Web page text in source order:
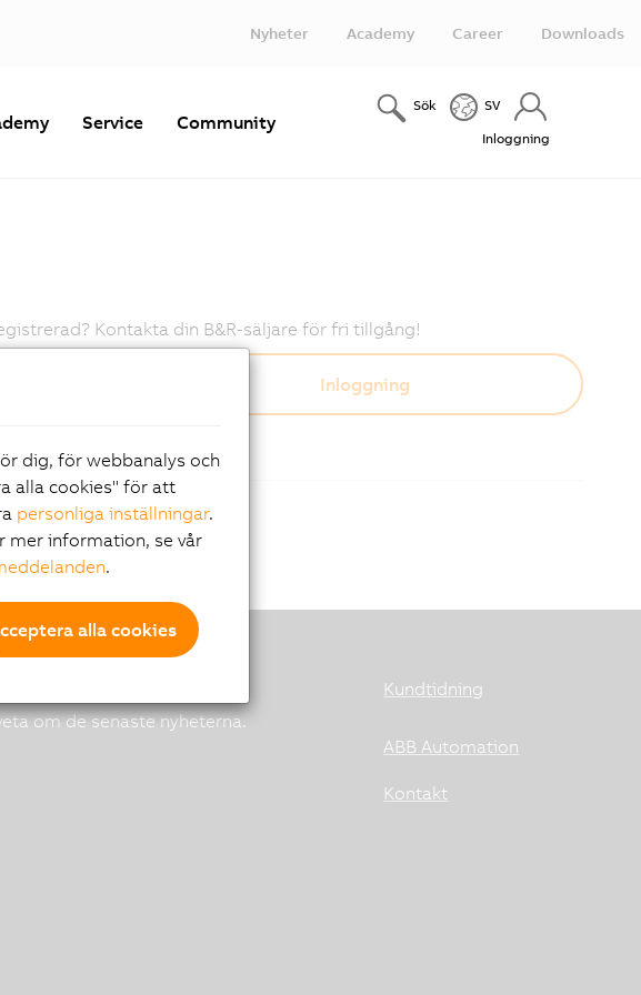
Nyheter Academy Career Downloads
Service Community
Sök SV
Inloggning
Kontakta din B&R-säljare för fri tillgång!
om de senaste nyheterna.
Kundtidning
ABB Automation
Kontakt
dig, för webbanalys och
alla cookies" för att
personliga inställningar.
mer information, se vår
.
alla cookies